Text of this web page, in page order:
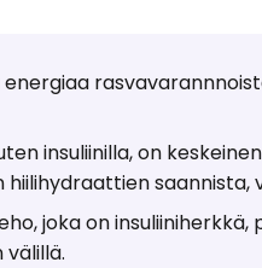
insuliinilla, on
joka on